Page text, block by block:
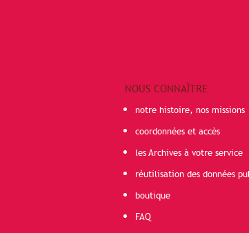
NOUS CONNAÎTRE
notre histoire, nos missions
coordonnées et accès
les Archives à votre service
réutilisation des données
boutique
FAQ